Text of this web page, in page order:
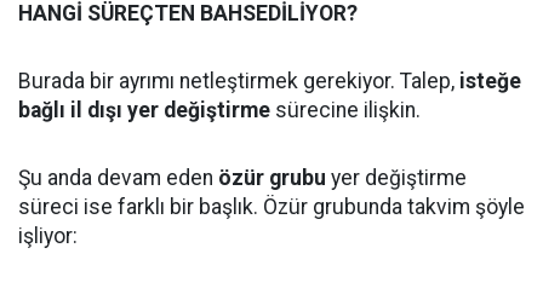
HANGİ SÜREÇTEN BAHSEDİLİYOR?
Burada bir ayrımı netleştirmek gerekiyor. Talep, isteğe
bağlı il dışı yer değiştirme sürecine ilişkin.
Şu anda devam eden özür grubu yer değiştirme
süreci ise farklı bir başlık. Özür grubunda takvim şöyle
işliyor: